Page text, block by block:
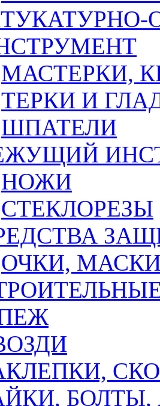
МАСТЕРКИ,
ТЕРКИ И
ШПАТЕЛИ
НОЖИ
СТЕКЛОРЕЗЫ
ОЧКИ,